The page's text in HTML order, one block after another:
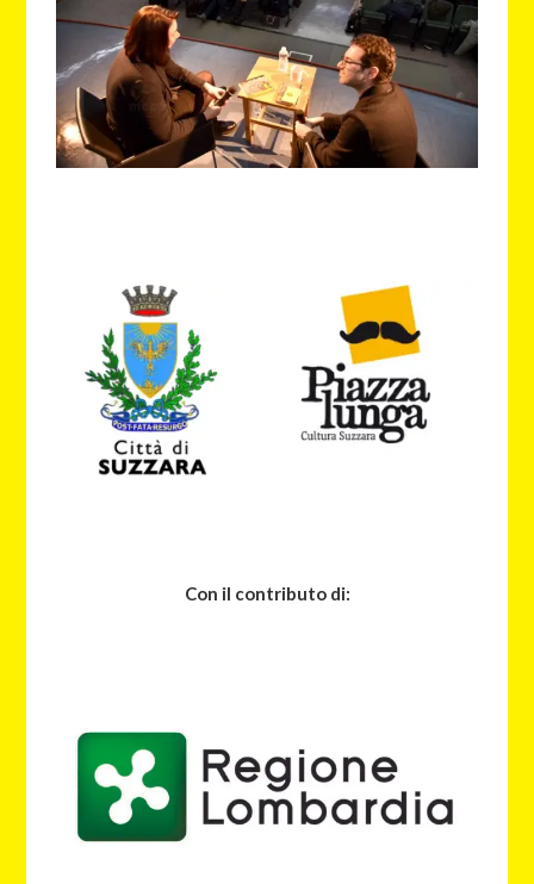
Con il contributo di: